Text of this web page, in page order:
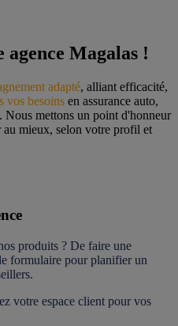
agence Magalas !
adapté, alliant efficacité,
vos besoins en assurance auto,
Nous mettons un point d'honneur
au mieux, selon votre profil et
produits ? De faire une
formulaire pour planifier un
votre espace client pour vos